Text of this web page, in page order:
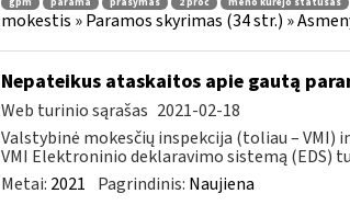
mokestis » Paramos skyrimas (34 str.) »
Nepateikus ataskaitos apie gautą
Web turinio sąrašas 2021-02-18
Valstybinė mokesčių inspekcija (toliau – VMI)
VMI Elektroninio deklaravimo sistemą (EDS)
Metai: 2021 Pagrindinis: Naujiena